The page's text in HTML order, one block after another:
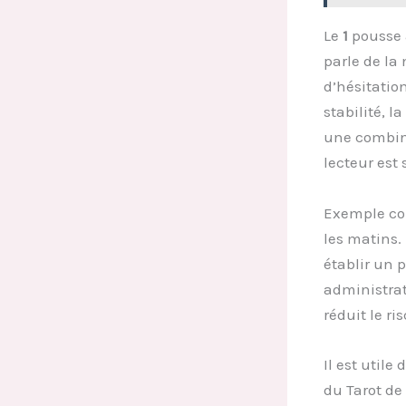
Le 1
parle de la
stabilité, la
une
lecteur est
Exemple
les matins.
établir un
réduit le
Il est utile
du Tarot